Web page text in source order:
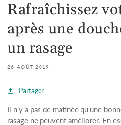
Rafraîchissez
après une
un rasage
26 AOÛT 2019
Partager
Il n'y a pas de matinée qu'une
rasage ne peuvent améliorer. En